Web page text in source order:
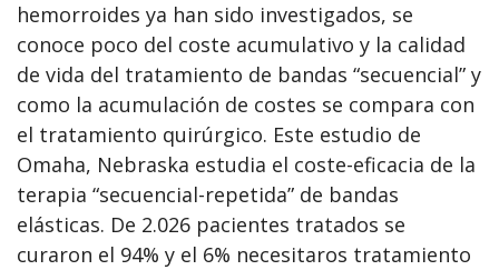
hemorroides ya han sido investigados, se
conoce poco del coste acumulativo y la calidad
de vida del tratamiento de bandas “secuencial” y
como la acumulación de costes se compara con
el tratamiento quirúrgico. Este estudio de
Omaha, Nebraska estudia el coste-eficacia de la
terapia “secuencial-repetida” de bandas
elásticas. De 2.026 pacientes tratados se
curaron el 94% y el 6% necesitaros tratamiento